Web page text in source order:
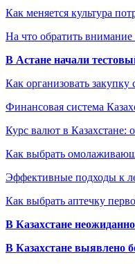
Как меняется культура
На что обратить внимание
В Астане начали
Как организовать
Финансовая система
Курс валют в Казахстане:
Как выбрать
Эффективные подходы к
Как выбрать аптечку
В Казахстане
В Казахстане выявлено